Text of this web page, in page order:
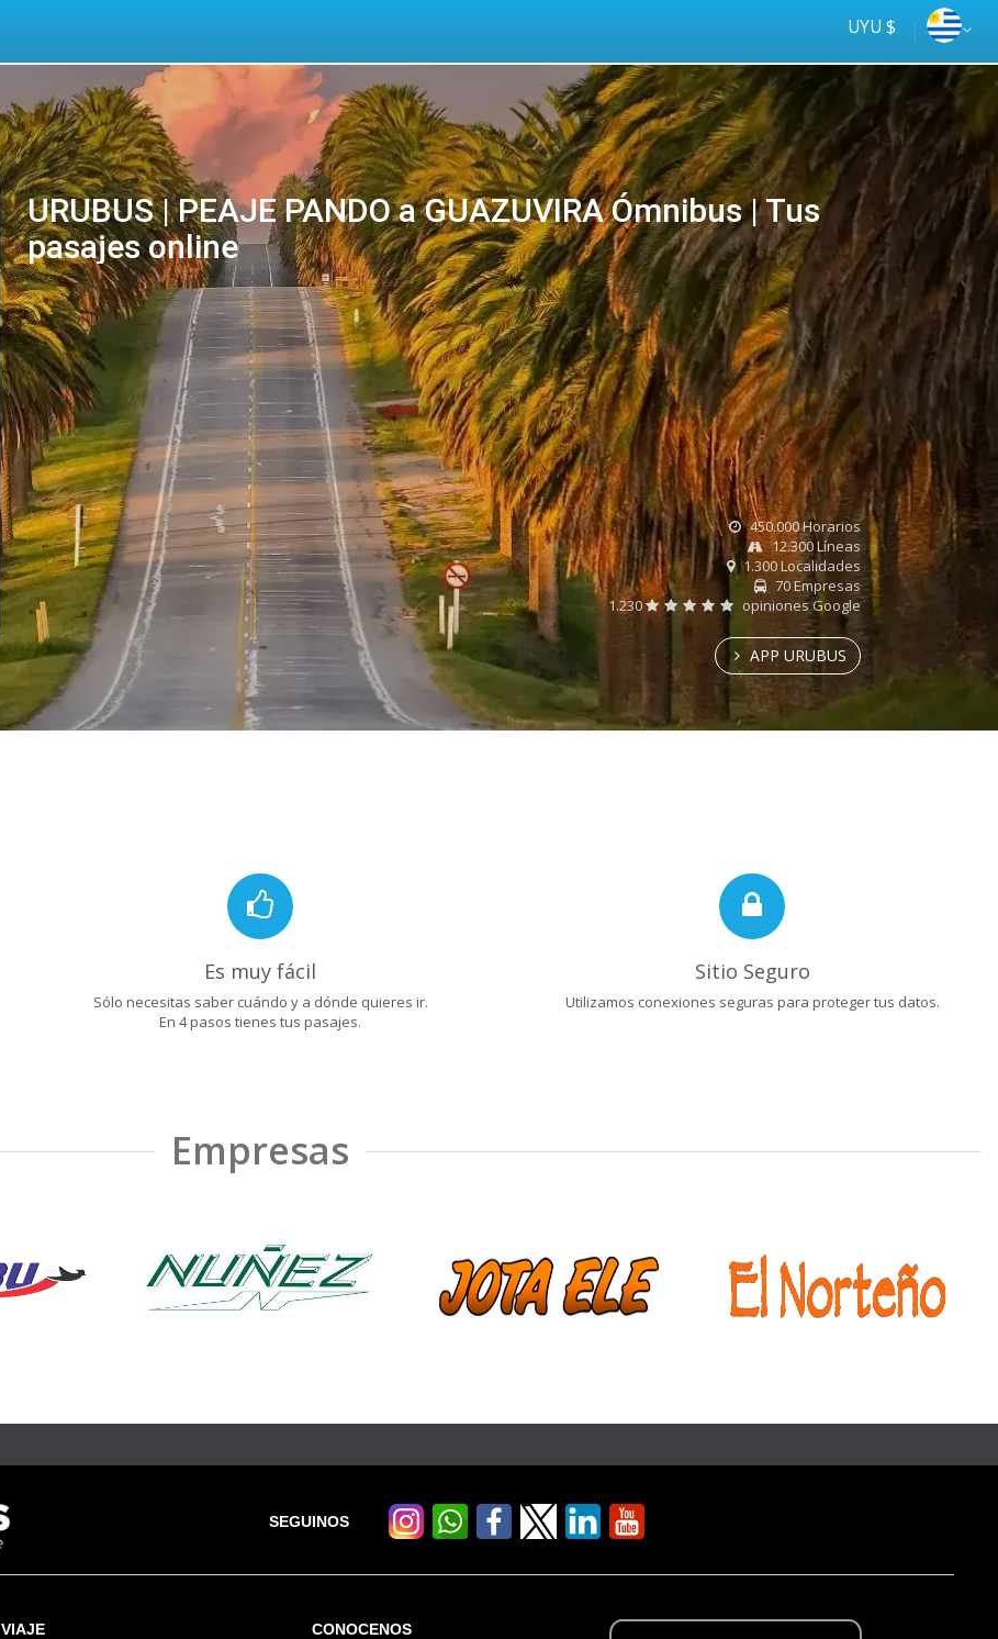
UYU $
URUBUS | PEAJE PANDO a GUAZUVIRA Ómnibus | Tus
pasajes online
online
Más rápido
450.000 Horarios
12.300 Líneas
1.300 Localidades
70 Empresas
1.230
opiniones Google
APP URUBUS
Es muy fácil
Sólo necesitas saber cuándo y a dónde quieres ir.
En 4 pasos tienes tus pasajes.
Sitio Seguro
Utilizamos conexiones seguras para proteger tus datos.
Empresas
SEGUINOS
VIAJE CONOCENOS